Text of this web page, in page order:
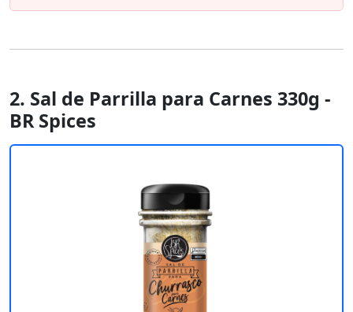
2. Sal de Parrilla para Carnes 330g -
BR Spices